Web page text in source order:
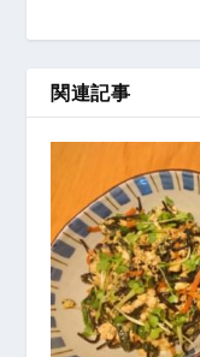
関連記事